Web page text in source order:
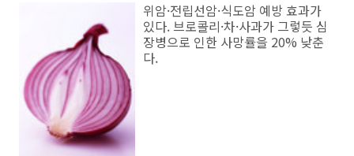
위암·전립선암·식도암 예방 효과가
있다. 브로콜리·차·사과가 그렇듯 심
장병으로 인한 사망률을 20% 낮춘
다.